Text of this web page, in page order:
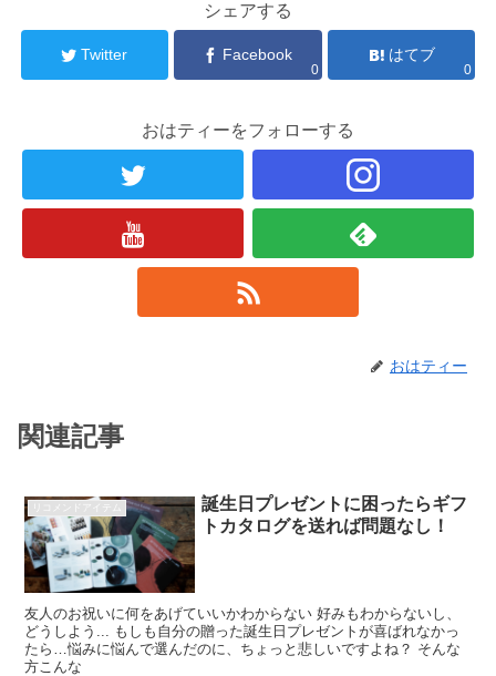
シェアする
Twitter Facebook
0
はてブ
0
おはティーをフォローする
おはティー
関連記事
リコメンドアイテム
誕生日プレゼントに困ったらギフ
トカタログを送れば問題なし！
友人のお祝いに何をあげていいかわからない 好みもわからないし、
どうしよう... もしも自分の贈った誕生日プレゼントが喜ばれなかっ
たら…悩みに悩んで選んだのに、ちょっと悲しいですよね？ そんな
方こんな